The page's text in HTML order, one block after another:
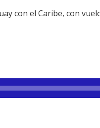
con el Caribe, con